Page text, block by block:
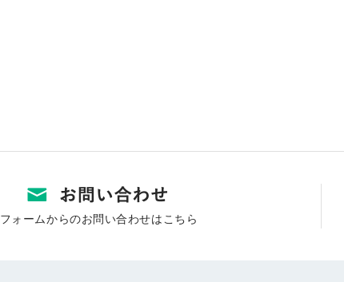
フォームからのお問い合わせはこちら